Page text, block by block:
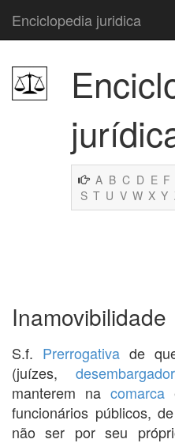
Enciclopedia juridica
A B C D E F
S T U V W X Y
Inamovibilidade
S.f. Prerrogativa de
(juízes,desembargador
manterem na comarca
funcionários públicos,
não ser por seu